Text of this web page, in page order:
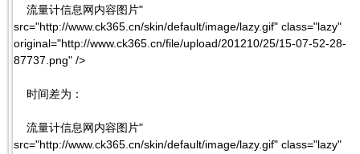
流量计信息网内容图片"
src="http://www.ck365.cn/skin/default/image/lazy.gif" class="lazy"
original="http://www.ck365.cn/file/upload/201210/25/15-07-52-28-
87737.png" />
时间差为：
流量计信息网内容图片"
src="http://www.ck365.cn/skin/default/image/lazy.gif" class="lazy"